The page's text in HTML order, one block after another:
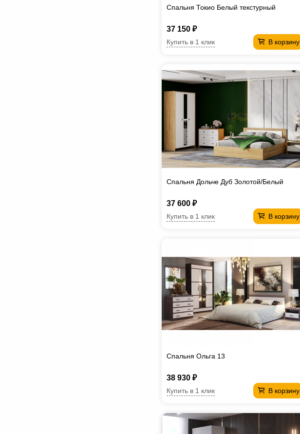
Спальня Токио Белый текстурный
37 150 ₽
В корзину
Купить в 1 клик
Спальня Дольче Дуб Золотой/Белый
37 600 ₽
В корзину
Купить в 1 клик
Спальня Ольга 13
38 930 ₽
В корзину
Купить в 1 клик